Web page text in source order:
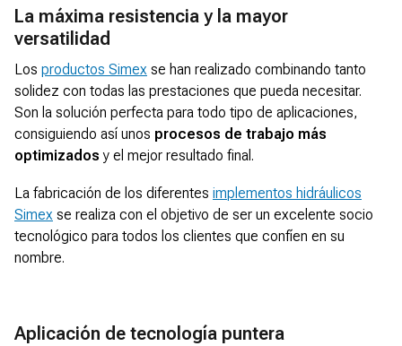
La máxima resistencia y la mayor
versatilidad
Los productos Simex se han realizado combinando tanto
solidez con todas las prestaciones que pueda necesitar.
Son la solución perfecta para todo tipo de aplicaciones,
consiguiendo así unos procesos de trabajo más
optimizados y el mejor resultado final.
La fabricación de los diferentes implementos hidráulicos
Simex se realiza con el objetivo de ser un excelente socio
tecnológico para todos los clientes que confíen en su
nombre.
Aplicación de tecnología puntera